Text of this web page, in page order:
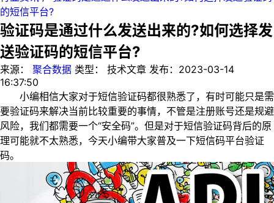
的短信平台?
验证码是通过什么发送出来的?如何选择发
送验证码的短信平台?
来源： 聚合数据 类型： 技术文章 发布： 2023-03-14
16:37:50
小编相信大家对于短信验证码都很熟悉了，有时可能只是需
要验证码来解决当前比较重要的事情，不管是注册账号还是规避
风险，我们都需要一个“安全码”。但是对于短信验证码背后的原
理可能就不太熟悉，今天小编带大家普及一下短信码平台验证
码。